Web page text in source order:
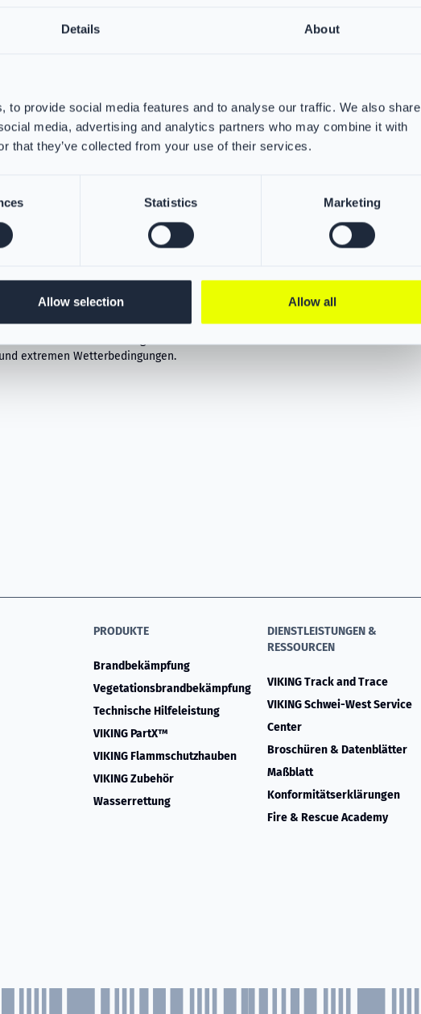
Details About
to provide social media features and to analyse our traffic. We also share
media, advertising and analytics partners who may combine it with
that they’ve collected from your use of their services.
Statistics Marketing
Allow selection Allow all
Grau
extremen Wetterbedingungen.
PRODUKTE
Brandbekämpfung
Vegetationsbrandbekämpfung
Technische Hilfeleistung
VIKING PartX™
VIKING Flammschutzhauben
VIKING Zubehör
Wasserrettung
DIENSTLEISTUNGEN &
RESSOURCEN
VIKING Track and Trace
VIKING Schwei-West Service
Center
Broschüren & Datenblätter
Maßblatt
Konformitätserklärungen
Fire & Rescue Academy